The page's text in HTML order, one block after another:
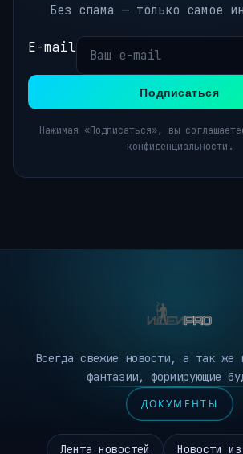
Без спама — только самое
E-mail
Подписаться
Нажимая «Подписаться», вы
конфиденциальности.
Всегда свежие новости, а так же
фантазии, формирующие
ДОКУМЕНТЫ
Лента новостей Новости